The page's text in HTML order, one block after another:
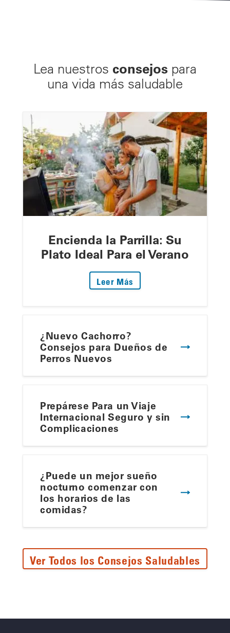
Lea nuestros consejos para
una vida más saludable
Encienda la Parrilla: Su
Plato Ideal Para el Verano
Leer Más
¿Nuevo Cachorro?
Consejos para Dueños de
Perros Nuevos
Prepárese Para un Viaje
Internacional Seguro y sin
Complicaciones
¿Puede un mejor sueño
nocturno comenzar con
los horarios de las
comidas?
Ver Todos los Consejos Saludables